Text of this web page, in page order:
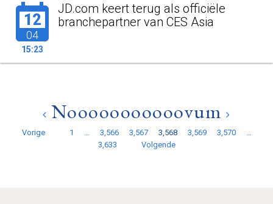
12
04
15:23
JD.com keert terug als officiële
branchepartner van CES Asia
Nooooooooooovum
Vorige 1 3,566 3,567 3,568 3,569 3,570
3,633
Volgende